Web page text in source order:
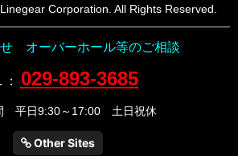
Corporation. All Rights Reserved.
オーバーホール等のご相談
： 029-893-3685
平日9:30～17:00 土日祝休
Other Sites